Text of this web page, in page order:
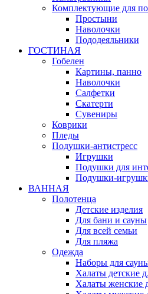
Комплектующие для
Простыни
Наволочки
Пододеяльники
ГОСТИНАЯ
Гобелен
Картины, панно
Наволочки
Салфетки
Скатерти
Сувениры
Коврики
Пледы
Подушки-антистресс
Игрушки
Подушки для
Подушки-
ВАННАЯ
Полотенца
Детские изделия
Для бани и сауны
Для всей семьи
Для пляжа
Одежда
Наборы для
Халаты детские
Халаты женские